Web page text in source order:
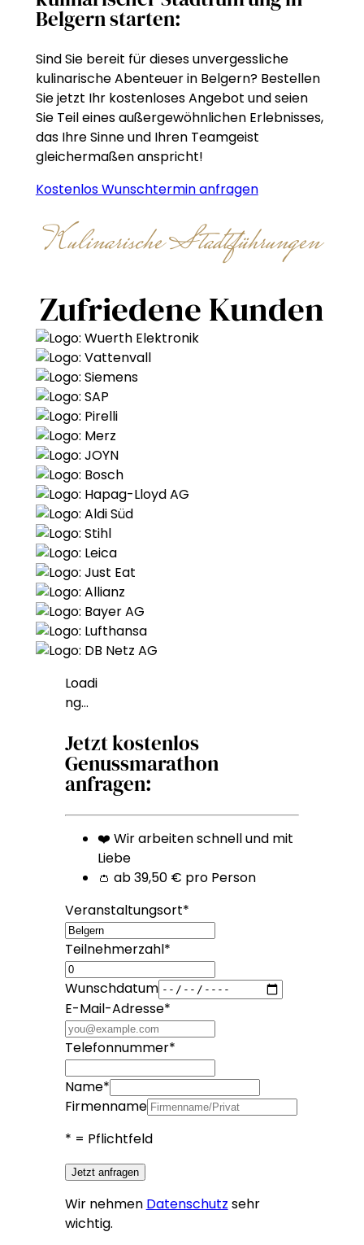
Belgern starten:
Sind Sie bereit für dieses unvergessliche
kulinarische Abenteuer in Belgern? Bestellen
Sie jetzt Ihr kostenloses Angebot und seien
Sie Teil eines außergewöhnlichen Erlebnisses,
das Ihre Sinne und Ihren Teamgeist
gleichermaßen anspricht!
Kostenlos Wunschtermin anfragen
Kulinarische Stadtführungen
Zufriedene Kunden
Loadi
ng…
Jetzt kostenlos
Genussmarathon
anfragen:
❤️ Wir arbeiten schnell und mit
Liebe
👛 ab 39,50 € pro Person
Veranstaltungsort*
Teilnehmerzahl*
Wunschdatum
E-Mail-Adresse*
Telefonnummer*
Name*
Firmenname
* = Pflichtfeld
Jetzt anfragen
Wir nehmen Datenschutz sehr
wichtig.